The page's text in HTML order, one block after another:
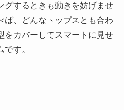
グするときも動きを妨げませ
ば、どんなトップスとも合わ
をカバーしてスマートに見せ
す。